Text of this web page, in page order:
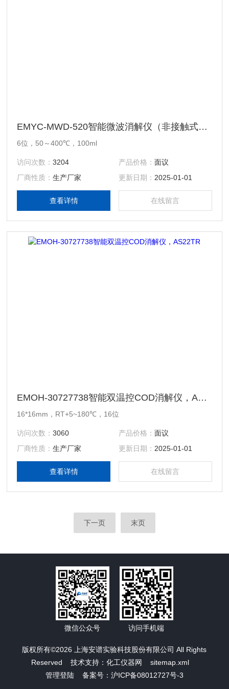
EMYC-MWD-520智能微波消解仪（非接触式中红外穿透扫描测温）
6位，50～400℃，100ml
访问次数：3204 产品价格： 面议
厂商性质：生产厂家 更新日期： 2025-01-01
查看详情 在线留言
EMOH-30727738智能双温控COD消解仪，AS22TR
16*16mm，RT+5~180℃，16位
访问次数：3060 产品价格： 面议
厂商性质：生产厂家 更新日期： 2025-01-01
查看详情 在线留言
下一页 末页
版权所有©2026 上海安谱实验科技股份有限公司 All Rights
Reserved 技术支持：化工仪器网
sitemap.xml
管理登陆
备案号：沪ICP备08012727号-3
微信公众号 访问手机端